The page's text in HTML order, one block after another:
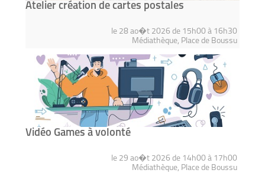
Atelier création de cartes postales
le 28 ao�t 2026 de 15h00 à 16h30
Médiathèque, Place de Boussu
Vidéo Games à volonté
le 29 ao�t 2026 de 14h00 à 17h00
Médiathèque, Place de Boussu